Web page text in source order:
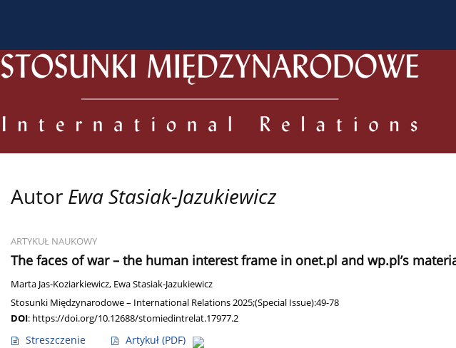
Autor Ewa Stasiak-Jazukiewicz
ARTYKUŁ NAUKOWY
The faces of war – the human interest frame in onet.pl and wp.pl’s
Marta Jas-Koziarkiewicz, Ewa Stasiak-Jazukiewicz
Stosunki Międzynarodowe – International Relations 2025;(Special Issue):49-78
DOI: https://doi.org/10.12688/stomiedintrelat.17977.2
Streszczenie Artykuł (PDF)